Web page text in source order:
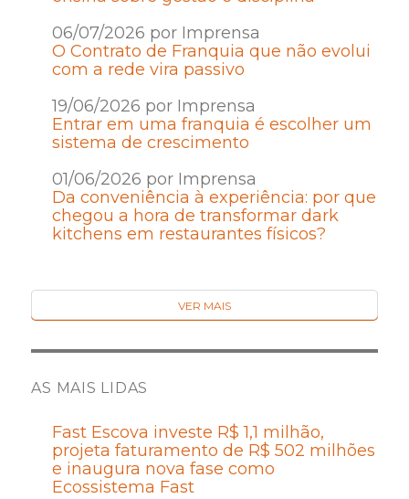
06/07/2026 por Imprensa
O Contrato de Franquia que não evolui
com a rede vira passivo
19/06/2026 por Imprensa
Entrar em uma franquia é escolher um
sistema de crescimento
01/06/2026 por Imprensa
Da conveniência à experiência: por que
chegou a hora de transformar dark
kitchens em restaurantes físicos?
VER MAIS
AS MAIS LIDAS
Fast Escova investe R$ 1,1 milhão,
projeta faturamento de R$ 502 milhões
e inaugura nova fase como
Ecossistema Fast